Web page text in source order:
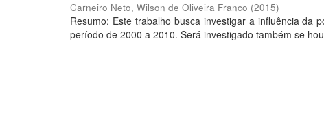
Carneiro Neto, Wilson de Oliveira Franco (2015)
Resumo: Este trabalho busca investigar a influência da
período de 2000 a 2010. Será investigado também se